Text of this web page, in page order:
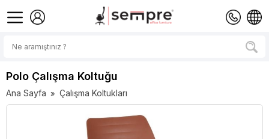
Polo Çalışma Koltuğu
Ana Sayfa » Çalışma Koltukları